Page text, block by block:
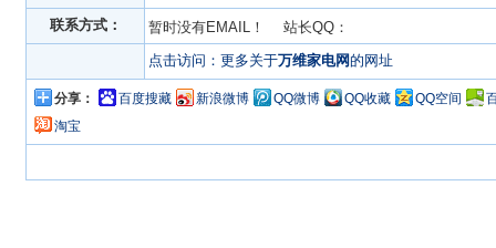
联系方式：
暂时没有EMAIL！ 站长QQ：
点击访问：更多关于万维家电网的网址
分享： 百度搜藏 新浪微博 QQ微博 QQ收藏 QQ空间
淘宝